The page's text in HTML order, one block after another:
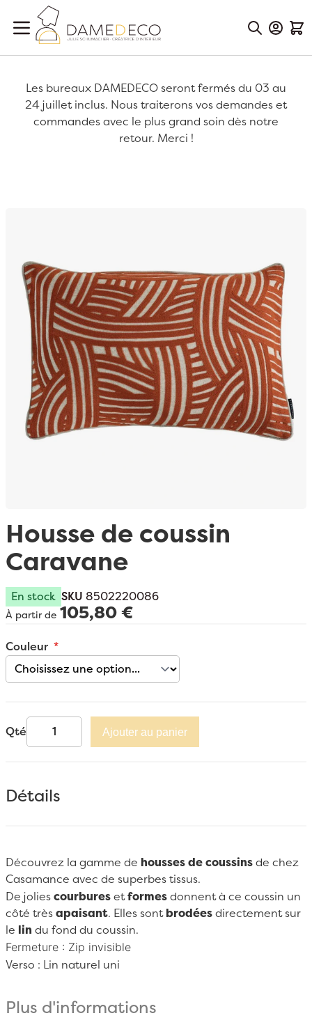
Aller au contenu
Les bureaux DAMEDECO seront fermés du 03 au
24 juillet inclus. Nous traiterons vos demandes et
commandes avec le plus grand soin dès notre
retour. Merci !
Housse de coussin
Caravane
En stock SKU 8502220086
À partir de 105,80 €
Couleur
Qté Ajouter au panier
Détails
Découvrez la gamme de housses de coussins de chez
Casamance avec de superbes tissus.
De jolies courbures etformes donnent à ce coussin un
côté très apaisant. Elles sont brodées directement sur
le lin du fond du coussin.
Fermeture : Zip invisible
Verso : Lin naturel uni
Plus d'informations